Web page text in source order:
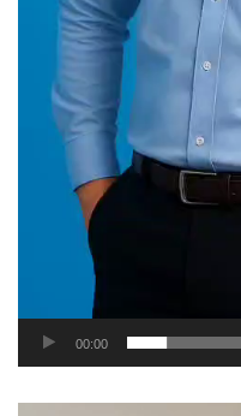
00:00